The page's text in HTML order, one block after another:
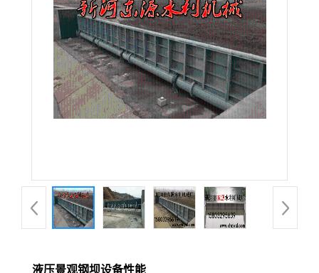
液压景观钢坝设备性能